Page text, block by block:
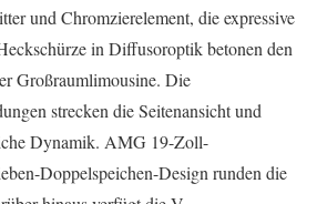
und Chromzierelement, die expressive
in Diffusoroptik betonen den
Großraumlimousine. Die
strecken die Seitenansicht und
Dynamik. AMG 19-Zoll-
Doppelspeichen-Design runden die